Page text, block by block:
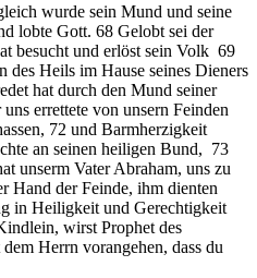
wurde sein Mund und seine
lobte Gott. 68 Gelobt sei der
besucht und erlöst sein Volk 69
des Heils im Hause seines Dieners
hat durch den Mund seiner
errettete von unsern Feinden
72 und Barmherzigkeit
an seinen heiligen Bund, 73
unserm Vater Abraham, uns zu
Hand der Feinde, ihm dienten
in Heiligkeit und Gerechtigkeit
wirst Prophet des
Herrn vorangehen, dass du